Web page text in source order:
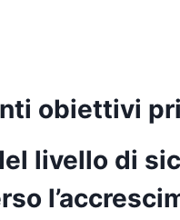
obiettivi
livello di